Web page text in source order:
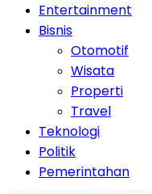
Entertainment
Bisnis
Otomotif
Wisata
Properti
Travel
Teknologi
Politik
Pemerintahan